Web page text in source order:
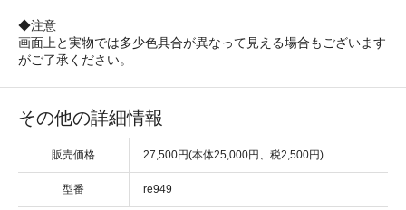
◆注意
画面上と実物では多少色具合が異なって見える場合もございます
がご了承ください。
その他の詳細情報
販売価格 27,500円(本体25,000円、税2,500円)
型番 re949